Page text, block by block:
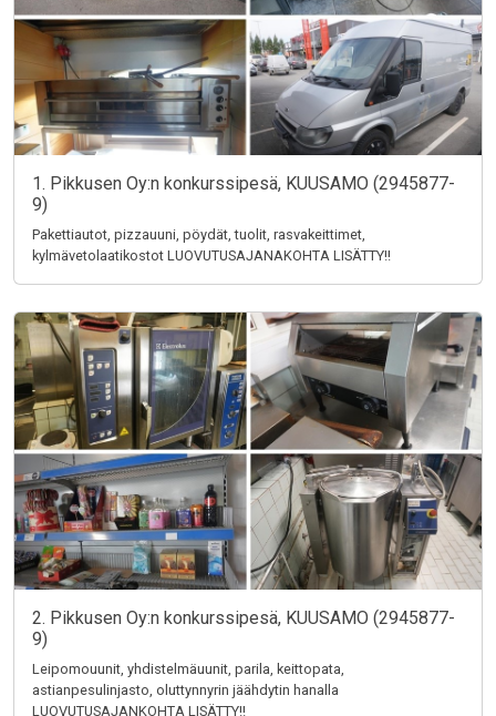
1. Pikkusen Oy:n konkurssipesä, KUUSAMO (2945877-
9)
Pakettiautot, pizzauuni, pöydät, tuolit, rasvakeittimet,
kylmävetolaatikostot LUOVUTUSAJANAKOHTA LISÄTTY!!
2. Pikkusen Oy:n konkurssipesä, KUUSAMO (2945877-
9)
Leipomouunit, yhdistelmäuunit, parila, keittopata,
astianpesulinjasto, oluttynnyrin jäähdytin hanalla
LUOVUTUSAJANKOHTA LISÄTTY!!